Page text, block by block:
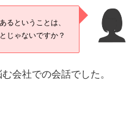
るということは、
じゃないですか？
会社での会話でした。